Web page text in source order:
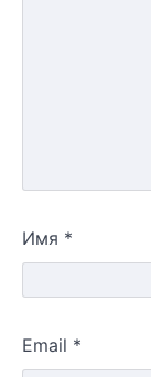
Имя *
Email *